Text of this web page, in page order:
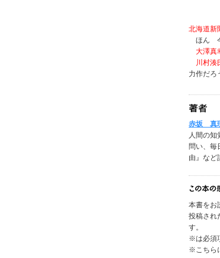
北海道新
ほん 今
大澤真
川村湊
力作だろ
赤坂 真
人間の知
問い、毎
由』など
本書をお
投稿され
す。
※は必須
※こちら